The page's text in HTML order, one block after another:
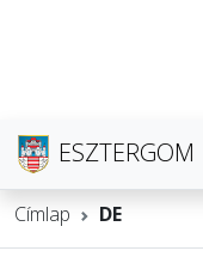
ESZTERGOM
Címlap DE